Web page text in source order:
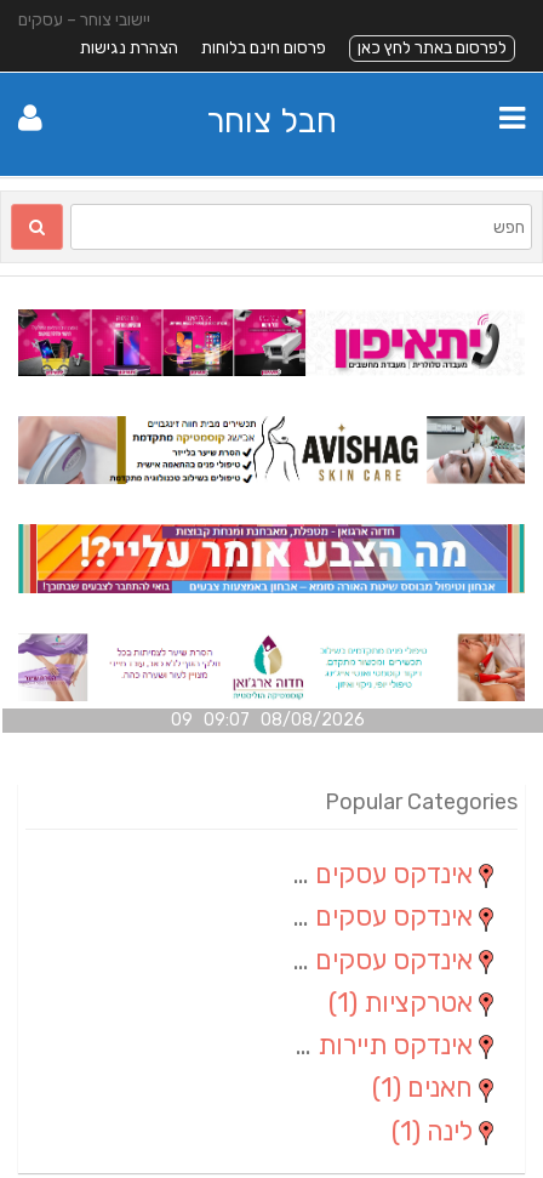
יישובי צוחר – עסקים
לפרסום באתר לחץ כאן
פרסום חינם בלוחות הצהרת נגישות
חבל צוחר
08/08/2026 09:07 09
Popular Categories
אינדקס עסקים מרחבי
אינדקס עסקים מקומי
אינדקס עסקים ארצי
אטרקציות (1)
אינדקס תיירות ארצי
חאנים (1)
לינה (1)